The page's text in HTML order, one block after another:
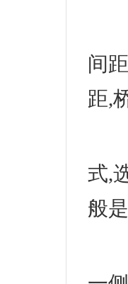
间
距,
式,
般